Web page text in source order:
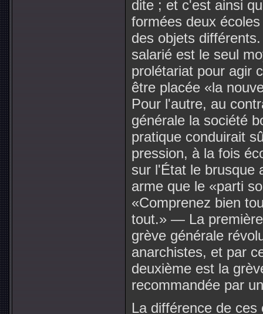
dite ; et c'est ainsi
formées deux
des objets
salarié est le seul
prolétariat pour agir
être placée «la
Pour l'autre, au
générale la société
pratique conduirait
pression, à la fois
sur l'État le brusque
arme que le «parti
«Comprenez bien
tout.» — La
grève générale
anarchistes, et par
deuxième est la
recommandée par
La différence de